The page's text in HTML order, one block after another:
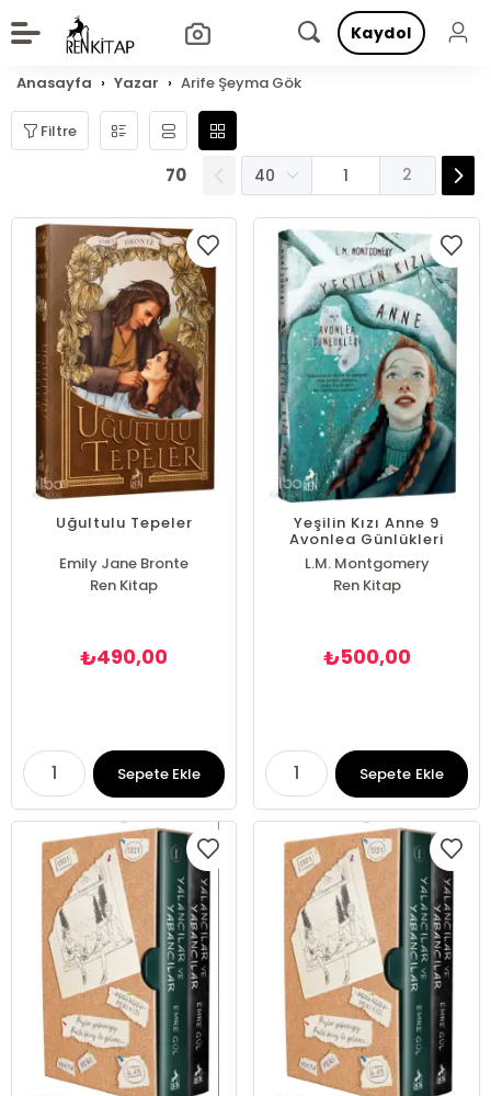
Kaydol
Anasayfa Yazar Arife Şeyma Gök
Filtre
70 2
Uğultulu Tepeler
Emily Jane Bronte
Ren Kitap
₺490,00
Sepete Ekle
Yeşilin Kızı Anne 9
Avonlea Günlükleri
(Ciltli)
L.M. Montgomery
Ren Kitap
₺500,00
Sepete Ekle